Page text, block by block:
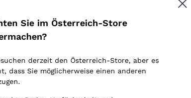
Occhipinti Arianna
Biondi Santi
Argiolas
Zenato
Chardonnay
finden Sie in unserem Datenschutz-Bestimmungen
Sie im Österreich-Store
derzeit den Österreich-Store, aber es
dass Sie möglicherweise einen anderen